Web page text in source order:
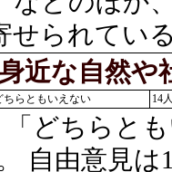
せられてい
近な自然
ちらともいえない 14
「どちらと
自由意見